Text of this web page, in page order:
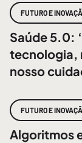
FUTURO E
Saúde 5.0:
tecnologia,
nosso
FUTURO E
Algoritmos